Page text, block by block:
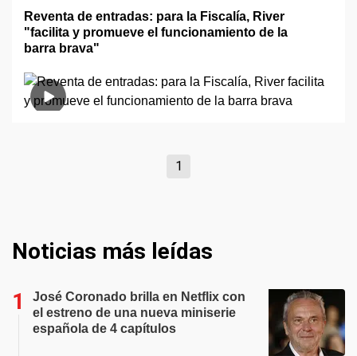
Reventa de entradas: para la Fiscalía, River
"facilita y promueve el funcionamiento de la
barra brava"
1
Noticias más leídas
José Coronado brilla en Netflix con
el estreno de una nueva miniserie
española de 4 capítulos